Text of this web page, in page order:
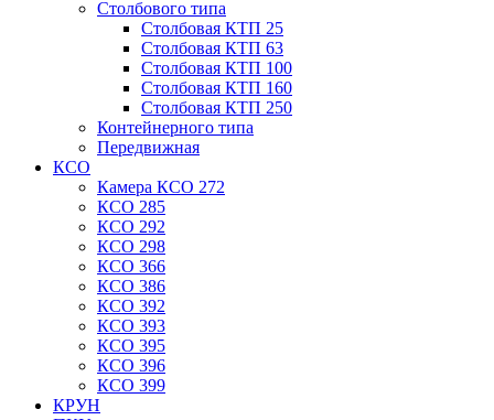
Столбового типа
Столбовая КТП 25
Столбовая КТП 63
Столбовая КТП 100
Столбовая КТП 160
Столбовая КТП 250
Контейнерного типа
Передвижная
КСО
Камера КСО 272
КСО 285
КСО 292
КСО 298
КСО 366
КСО 386
КСО 392
КСО 393
КСО 395
КСО 396
КСО 399
КРУН